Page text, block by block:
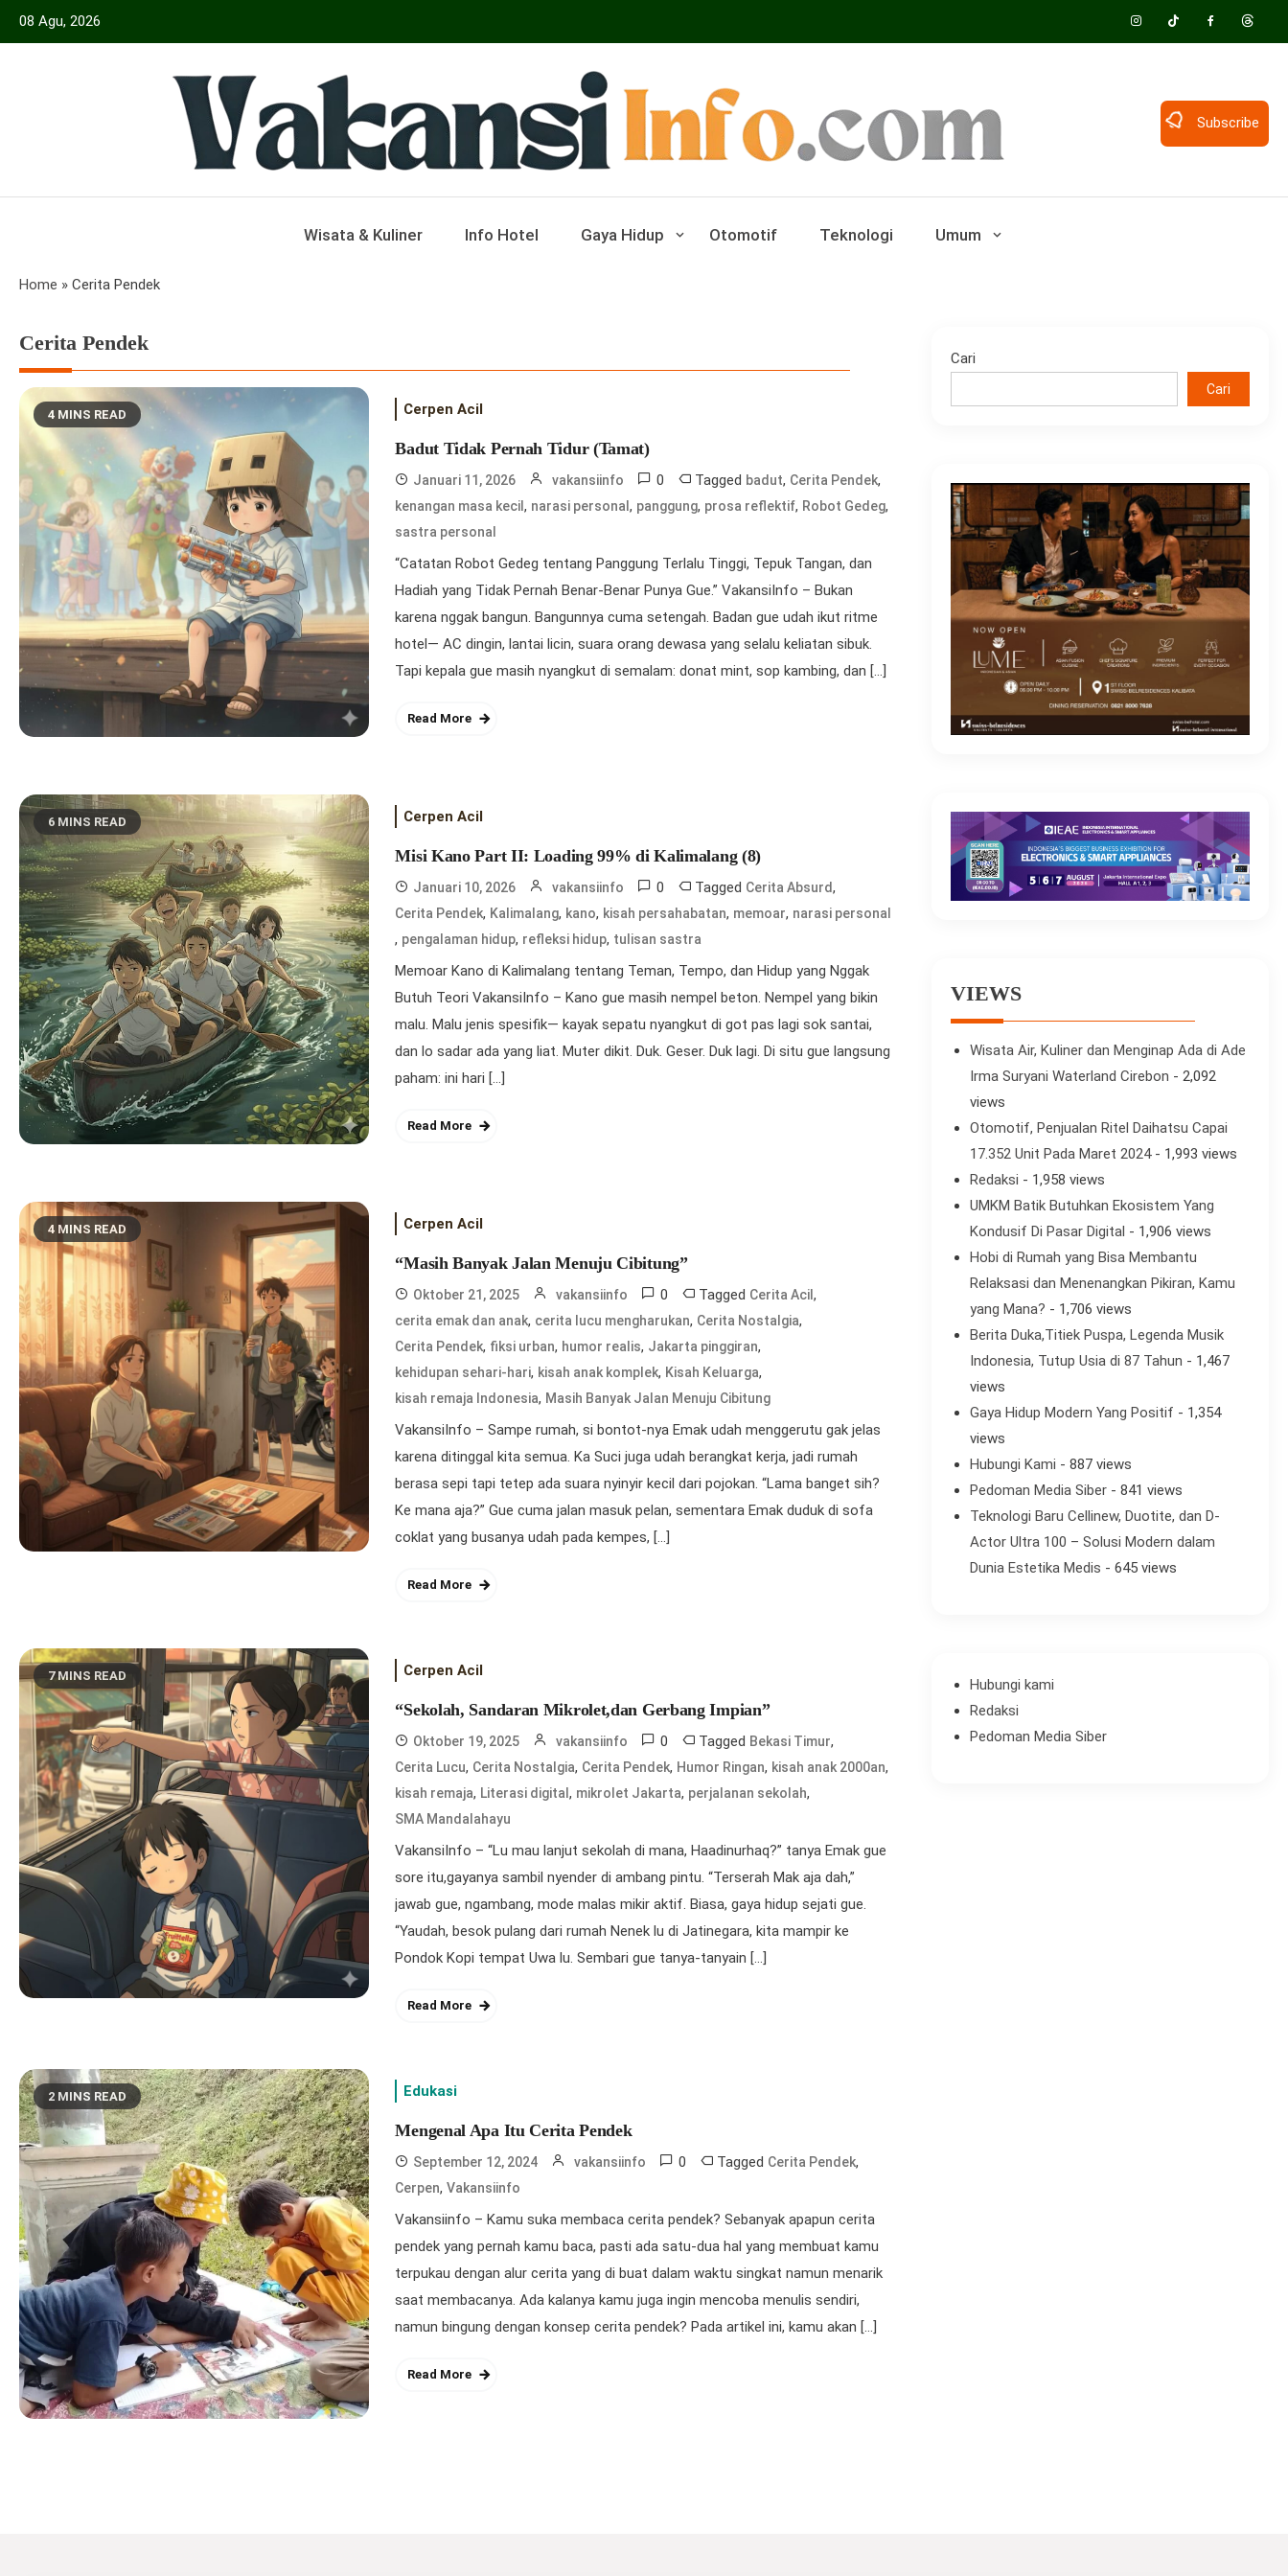
Skip
08 Agu, 2026
Vakansiinfo
Subscribe
Wisata & Kuliner Info Hotel Gaya Hidup Otomotif Teknologi Umum
Home » Cerita Pendek
Cerita Pendek
4 MINS READ Cerpen Acil
Badut Tidak Pernah Tidur (Tamat)
Januari 11, 2026 vakansiinfo 0 Tagged badut, Cerita Pendek,
kenangan masa kecil, narasi personal, panggung, prosa reflektif, Robot Gedeg,
sastra personal
“Catatan Robot Gedeg tentang Panggung Terlalu Tinggi, Tepuk Tangan, dan
Hadiah yang Tidak Pernah Benar-Benar Punya Gue.” VakansiInfo – Bukan
karena nggak bangun. Bangunnya cuma setengah. Badan gue udah ikut ritme
hotel— AC dingin, lantai licin, suara orang dewasa yang selalu keliatan sibuk.
Tapi kepala gue masih nyangkut di semalam: donat mint, sop kambing, dan […]
Read More
6 MINS READ Cerpen Acil
Misi Kano Part II: Loading 99% di Kalimalang (8)
Januari 10, 2026 vakansiinfo 0 Tagged Cerita Absurd,
Cerita Pendek, Kalimalang, kano, kisah persahabatan, memoar, narasi personal
, pengalaman hidup, refleksi hidup, tulisan sastra
Memoar Kano di Kalimalang tentang Teman, Tempo, dan Hidup yang Nggak
Butuh Teori VakansiInfo – Kano gue masih nempel beton. Nempel yang bikin
malu. Malu jenis spesifik— kayak sepatu nyangkut di got pas lagi sok santai,
dan lo sadar ada yang liat. Muter dikit. Duk. Geser. Duk lagi. Di situ gue langsung
paham: ini hari […]
Read More
4 MINS READ Cerpen Acil
“Masih Banyak Jalan Menuju Cibitung”
Oktober 21, 2025 vakansiinfo 0 Tagged Cerita Acil,
cerita emak dan anak, cerita lucu mengharukan, Cerita Nostalgia,
Cerita Pendek, fiksi urban, humor realis, Jakarta pinggiran,
kehidupan sehari-hari, kisah anak komplek, Kisah Keluarga,
kisah remaja Indonesia, Masih Banyak Jalan Menuju Cibitung
VakansiInfo – Sampe rumah, si bontot-nya Emak udah menggerutu gak jelas
karena ditinggal kita semua. Ka Suci juga udah berangkat kerja, jadi rumah
berasa sepi tapi tetep ada suara nyinyir kecil dari pojokan. “Lama banget sih?
Ke mana aja?” Gue cuma jalan masuk pelan, sementara Emak duduk di sofa
coklat yang busanya udah pada kempes, […]
Read More
7 MINS READ Cerpen Acil
“Sekolah, Sandaran Mikrolet,dan Gerbang Impian”
Oktober 19, 2025 vakansiinfo 0 Tagged Bekasi Timur,
Cerita Lucu, Cerita Nostalgia, Cerita Pendek, Humor Ringan, kisah anak 2000an,
kisah remaja, Literasi digital, mikrolet Jakarta, perjalanan sekolah,
SMA Mandalahayu
VakansiInfo – “Lu mau lanjut sekolah di mana, Haadinurhaq?” tanya Emak gue
sore itu,gayanya sambil nyender di ambang pintu. “Terserah Mak aja dah,”
jawab gue, ngambang, mode malas mikir aktif. Biasa, gaya hidup sejati gue.
“Yaudah, besok pulang dari rumah Nenek lu di Jatinegara, kita mampir ke
Pondok Kopi tempat Uwa lu. Sembari gue tanya-tanyain […]
Read More
2 MINS READ Edukasi
Mengenal Apa Itu Cerita Pendek
September 12, 2024 vakansiinfo 0 Tagged Cerita Pendek,
Cerpen,Vakansiinfo
Vakansiinfo – Kamu suka membaca cerita pendek? Sebanyak apapun cerita
pendek yang pernah kamu baca, pasti ada satu-dua hal yang membuat kamu
terpukau dengan alur cerita yang di buat dalam waktu singkat namun menarik
saat membacanya. Ada kalanya kamu juga ingin mencoba menulis sendiri,
namun bingung dengan konsep cerita pendek? Pada artikel ini, kamu akan […]
Read More
Cari
Cari
VIEWS
Wisata Air, Kuliner dan Menginap Ada di Ade
Irma Suryani Waterland Cirebon - 2,092
views
Otomotif, Penjualan Ritel Daihatsu Capai
17.352 Unit Pada Maret 2024- 1,993 views
Redaksi - 1,958 views
UMKM Batik Butuhkan Ekosistem Yang
Kondusif Di Pasar Digital - 1,906 views
Hobi di Rumah yang Bisa Membantu
Relaksasi dan Menenangkan Pikiran, Kamu
yang Mana? - 1,706 views
Berita Duka,Titiek Puspa, Legenda Musik
Indonesia, Tutup Usia di 87 Tahun - 1,467
views
Gaya Hidup Modern Yang Positif - 1,354
views
Hubungi Kami - 887 views
Pedoman Media Siber- 841 views
Teknologi Baru Cellinew, Duotite, dan D-
Actor Ultra 100 – Solusi Modern dalam
Dunia Estetika Medis - 645 views
Hubungi kami
Redaksi
Pedoman Media Siber